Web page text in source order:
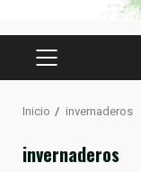
MENÚ
Inicio invernaderos
invernaderos